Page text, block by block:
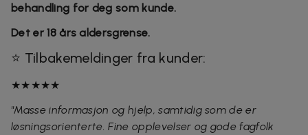
behandling for deg som kunde.
Det er 18 års aldersgrense.
⭐ Tilbakemeldinger fra kunder:
★★★★★
"Masse informasjon og hjelp, samtidig som de er
løsningsorienterte. Fine opplevelser og gode fagfolk